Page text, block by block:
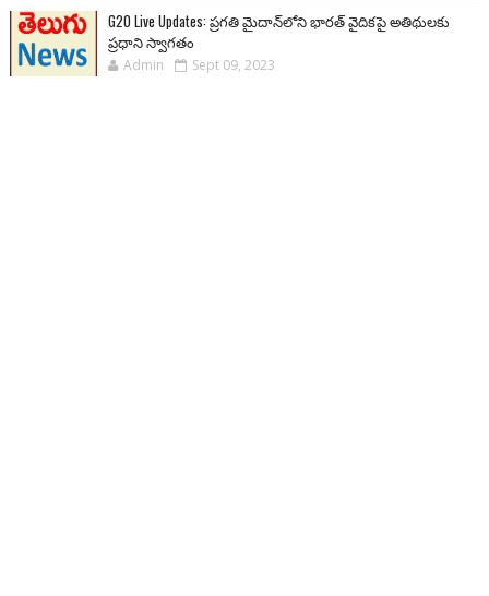
G20 Live Updates: ప్రగతి మైదాన్‌లోని భారత్ వైదికపై అతిథులకు
ప్రధాని స్వాగతం
Admin Sept 09, 2023